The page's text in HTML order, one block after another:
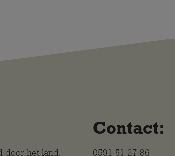
door het land.
Contact:
0591 51 27 86